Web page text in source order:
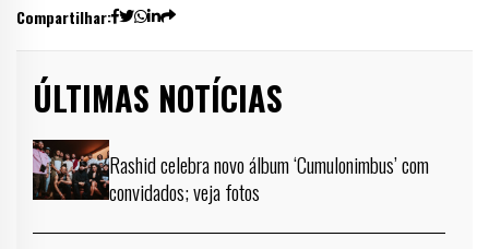
Compartilhar:
ÚLTIMAS NOTÍCIAS
Rashid celebra novo álbum ‘Cumulonimbus’ com
convidados; veja fotos